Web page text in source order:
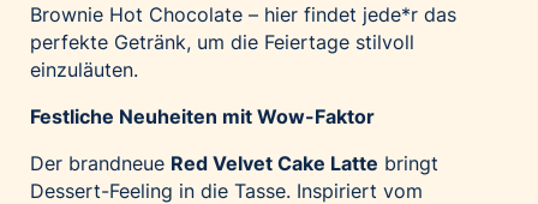
Brownie Hot Chocolate – hier findet jede*r das
perfekte Getränk, um die Feiertage stilvoll
einzuläuten.
Festliche Neuheiten mit Wow-Faktor
Der brandneue Red Velvet Cake Latte bringt
Dessert-Feeling in die Tasse. Inspiriert vom